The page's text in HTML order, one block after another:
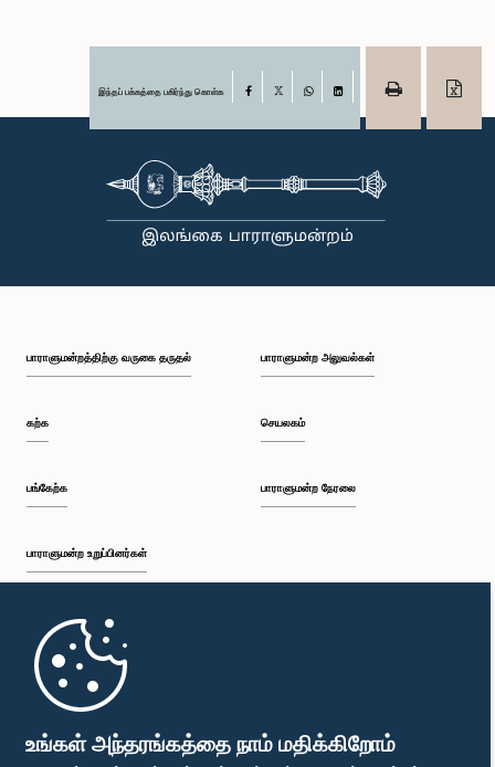
உங்கள் அந்தரங்கத்தை நாம் மதிக்கிறோம்
இந்தப் பக்கத்தை பகிர்ந்து கொள்க Facebook
பாராளுமன்றத்திற்கு வருகை தருதல்
கற்க
பங்கேற்க
பாராளுமன்ற உறுப்பினர்கள்
முதற்பக்கம்
பாராளுமன்ற அலுவல்கள்
செயலகம்
பாராளுமன்ற நேரலை
பாராளுமன்ற கையடக்க செயலி